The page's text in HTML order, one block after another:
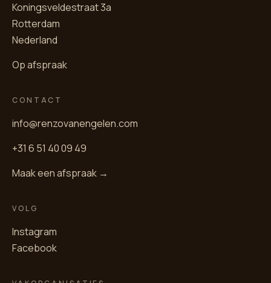
Koningsveldestraat 3a
Rotterdam
Nederland
Op afspraak
CONTACT
info@renzovanengelen.com
+31 6 51 40 09 49
Maak een afspraak →
VOLG
Instagram
Facebook